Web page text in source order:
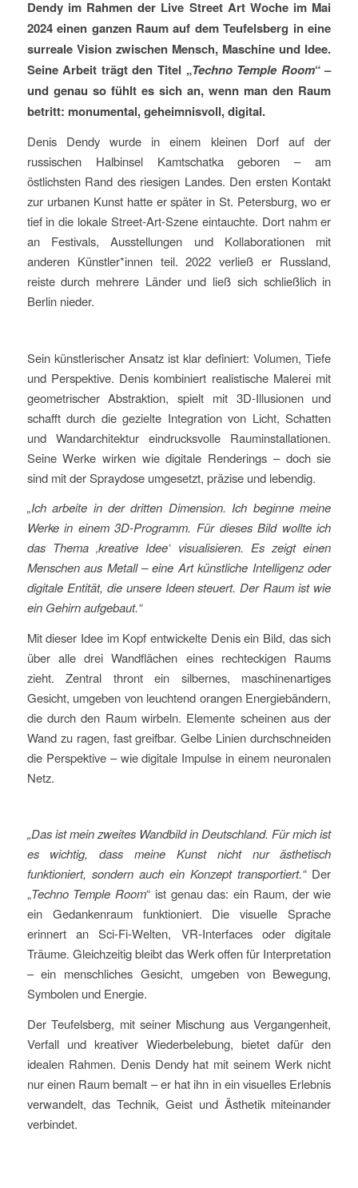
Dendy im Rahmen der Live Street Art Woche im Mai
2024 einen ganzen Raum auf dem Teufelsberg in eine
surreale Vision zwischen Mensch, Maschine und Idee.
Seine Arbeit trägt den Titel „Techno Temple Room“ –
und genau so fühlt es sich an, wenn man den Raum
betritt: monumental, geheimnisvoll, digital.
Denis Dendy wurde in einem kleinen Dorf auf der
russischen Halbinsel Kamtschatka geboren – am
östlichsten Rand des riesigen Landes. Den ersten Kontakt
zur urbanen Kunst hatte er später in St. Petersburg, wo er
tief in die lokale Street-Art-Szene eintauchte. Dort nahm er
an Festivals, Ausstellungen und Kollaborationen mit
anderen Künstler*innen teil. 2022 verließ er Russland,
reiste durch mehrere Länder und ließ sich schließlich in
Berlin nieder.
Sein künstlerischer Ansatz ist klar definiert: Volumen, Tiefe
und Perspektive. Denis kombiniert realistische Malerei mit
geometrischer Abstraktion, spielt mit 3D-Illusionen und
schafft durch die gezielte Integration von Licht, Schatten
und Wandarchitektur eindrucksvolle Rauminstallationen.
Seine Werke wirken wie digitale Renderings – doch sie
sind mit der Spraydose umgesetzt, präzise und lebendig.
„Ich arbeite in der dritten Dimension. Ich beginne meine
Werke in einem 3D-Programm. Für dieses Bild wollte ich
das Thema ‚kreative Idee‘ visualisieren. Es zeigt einen
Menschen aus Metall – eine Art künstliche Intelligenz oder
digitale Entität, die unsere Ideen steuert. Der Raum ist wie
ein Gehirn aufgebaut.“
Mit dieser Idee im Kopf entwickelte Denis ein Bild, das sich
über alle drei Wandflächen eines rechteckigen Raums
zieht. Zentral thront ein silbernes, maschinenartiges
Gesicht, umgeben von leuchtend orangen Energiebändern,
die durch den Raum wirbeln. Elemente scheinen aus der
Wand zu ragen, fast greifbar. Gelbe Linien durchschneiden
die Perspektive – wie digitale Impulse in einem neuronalen
Netz.
„Das ist mein zweites Wandbild in Deutschland. Für mich ist
es wichtig, dass meine Kunst nicht nur ästhetisch
funktioniert, sondern auch ein Konzept transportiert.“Der
„Techno Temple Room“ ist genau das: ein Raum, der wie
ein Gedankenraum funktioniert. Die visuelle Sprache
erinnert an Sci-Fi-Welten, VR-Interfaces oder digitale
Träume. Gleichzeitig bleibt das Werk offen für Interpretation
– ein menschliches Gesicht, umgeben von Bewegung,
Symbolen und Energie.
Der Teufelsberg, mit seiner Mischung aus Vergangenheit,
Verfall und kreativer Wiederbelebung, bietet dafür den
idealen Rahmen. Denis Dendy hat mit seinem Werk nicht
nur einen Raum bemalt – er hat ihn in ein visuelles Erlebnis
verwandelt, das Technik, Geist und Ästhetik miteinander
verbindet.